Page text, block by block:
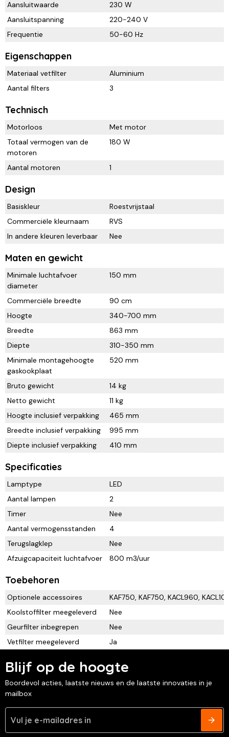
Aansluitwaarde
230 W
Aansluitspanning
220-240 V
Frequentie
50-60 Hz
Eigenschappen
Materiaal vetfilter
Aluminium
Aantal filters
3
Technisch
Motorloos
Met motor
Totaal vermogen van de
motoren
180 W
Aantal motoren 1
Design
Basiskleur
Roestvrijstaal
Commerciële kleurnaam
RVS
In andere kleuren leverbaar
Nee
Maten en gewicht
Minimale luchtafvoer
diameter
150 mm
Commerciële breedte
90 cm
Hoogte
340-700 mm
Breedte
863 mm
Diepte
310-350 mm
Minimale montagehoogte
gaskookplaat
520 mm
Bruto gewicht
14 kg
Netto gewicht
11 kg
Hoogte inclusief verpakking
465 mm
Breedte inclusief verpakking
995 mm
Diepte inclusief verpakking
410 mm
Specificaties
Lamptype
LED
Aantal lampen
2
Timer
Nee
Aantal vermogensstanden
4
Terugslagklep
Nee
Afzuigcapaciteit luchtafvoer
800 m3/uur
Toebehoren
Optionele accessoires
KAF750, KAF750, KACL960,
Koolstoffilter meegeleverd
Nee
Geurfilter inbegrepen
Nee
Vetfilter meegeleverd
Ja
Blijf op de hoogte
Boordevol acties, laatste nieuws en de laatste innovaties in je
mailbox